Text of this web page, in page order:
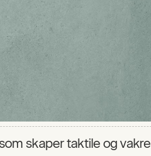
skaper taktile og vakre